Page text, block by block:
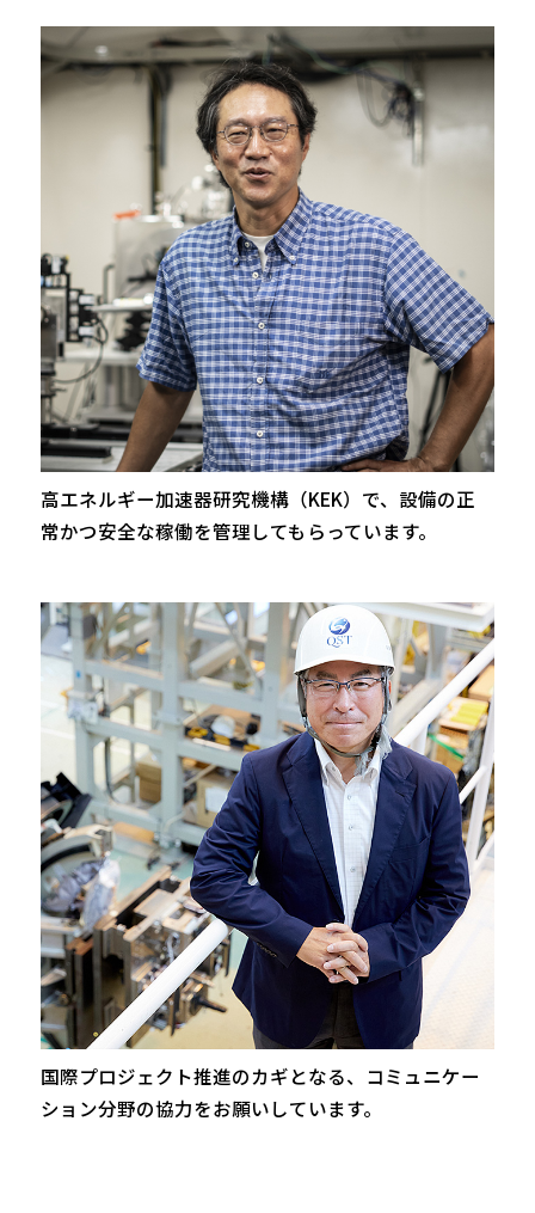
高エネルギー加速器研究機構（KEK）で、設備の正
常かつ安全な稼働を管理してもらっています。
国際プロジェクト推進のカギとなる、コミュニケー
ション分野の協力をお願いしています。